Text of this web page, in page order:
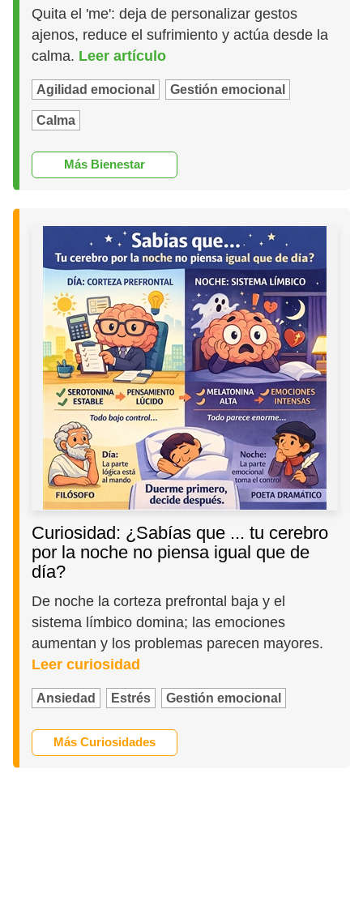
Quita el 'me': deja de personalizar gestos
ajenos, reduce el sufrimiento y actúa desde la
calma. Leer artículo
Agilidad emocional Gestión emocional
Calma
Más Bienestar
Curiosidad: ¿Sabías que ... tu cerebro
por la noche no piensa igual que de
día?
De noche la corteza prefrontal baja y el
sistema límbico domina; las emociones
aumentan y los problemas parecen mayores.
Leer curiosidad
Ansiedad Estrés Gestión emocional
Más Curiosidades